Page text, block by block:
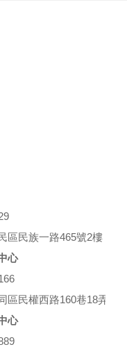
區民族一路465號2樓
心
區民權西路160巷18弄10
心